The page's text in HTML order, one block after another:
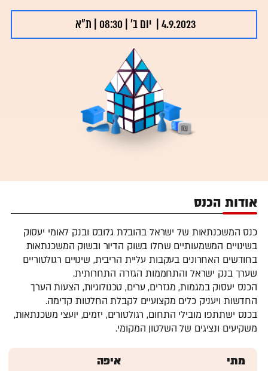
4.9.2023 | יום ב' | 08:30 | ת"א
אודות הכנס
כנס המשכנתאות של ישראל בהובלת גלובס ובנק לאומי יעסוק
בשינויים המשמעותיים שחלו בשוק הדיור ובשוק המשכנתאות
בחודשים האחרונים בעקבות עליית הריבית, שינויים רגולטוריים
שערך בנק ישראל והתחממות הגזרה התחרותית.
הכנס יעסוק במגמות, מגזרים, ערים, טכנולוגיות, הצעות הערך
החדשות ויעניק כלים מקצועיים לקבלת החלטות קדימה.
בכנס ישתתפו מובילי התחום, רגולטורים, יזמים, יועצי משכנתאות,
משקיעים ונציגים של השלטון המקומי.
מתי איפה